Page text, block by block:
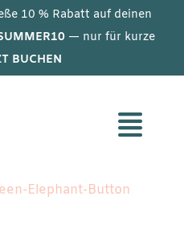
10 % Rabatt auf deinen
— nur für kurze
BUCHEN